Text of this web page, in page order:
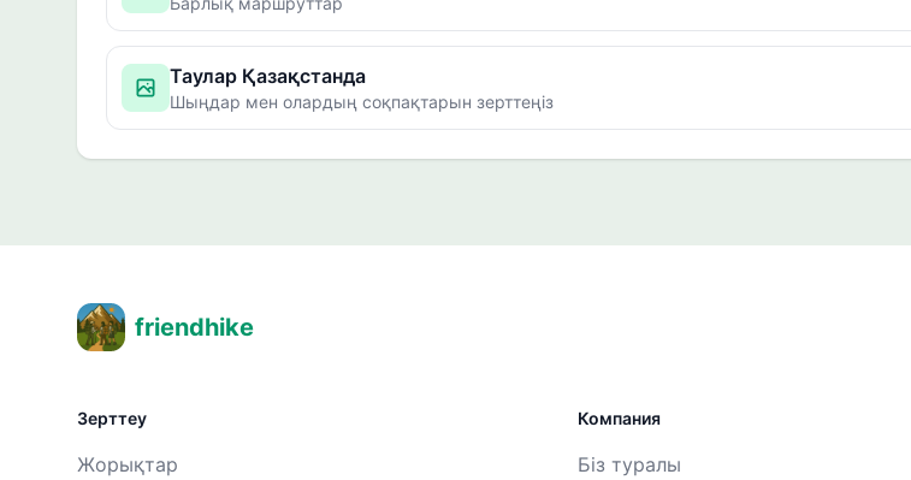
Таулар Қазақстанда
Шыңдар мен олардың соқпақтарын зерттеңіз
friendhike
Зерттеу
Жорықтар
Компания
Біз туралы